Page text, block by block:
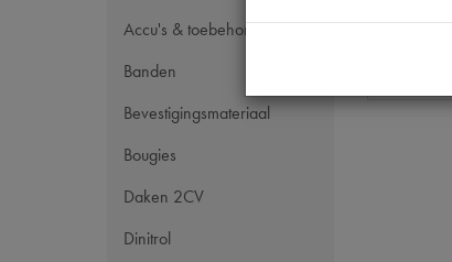
Accu's & toebehoren
Banden
Bevestigingsmateriaal
Bougies
Daken 2CV
Dinitrol